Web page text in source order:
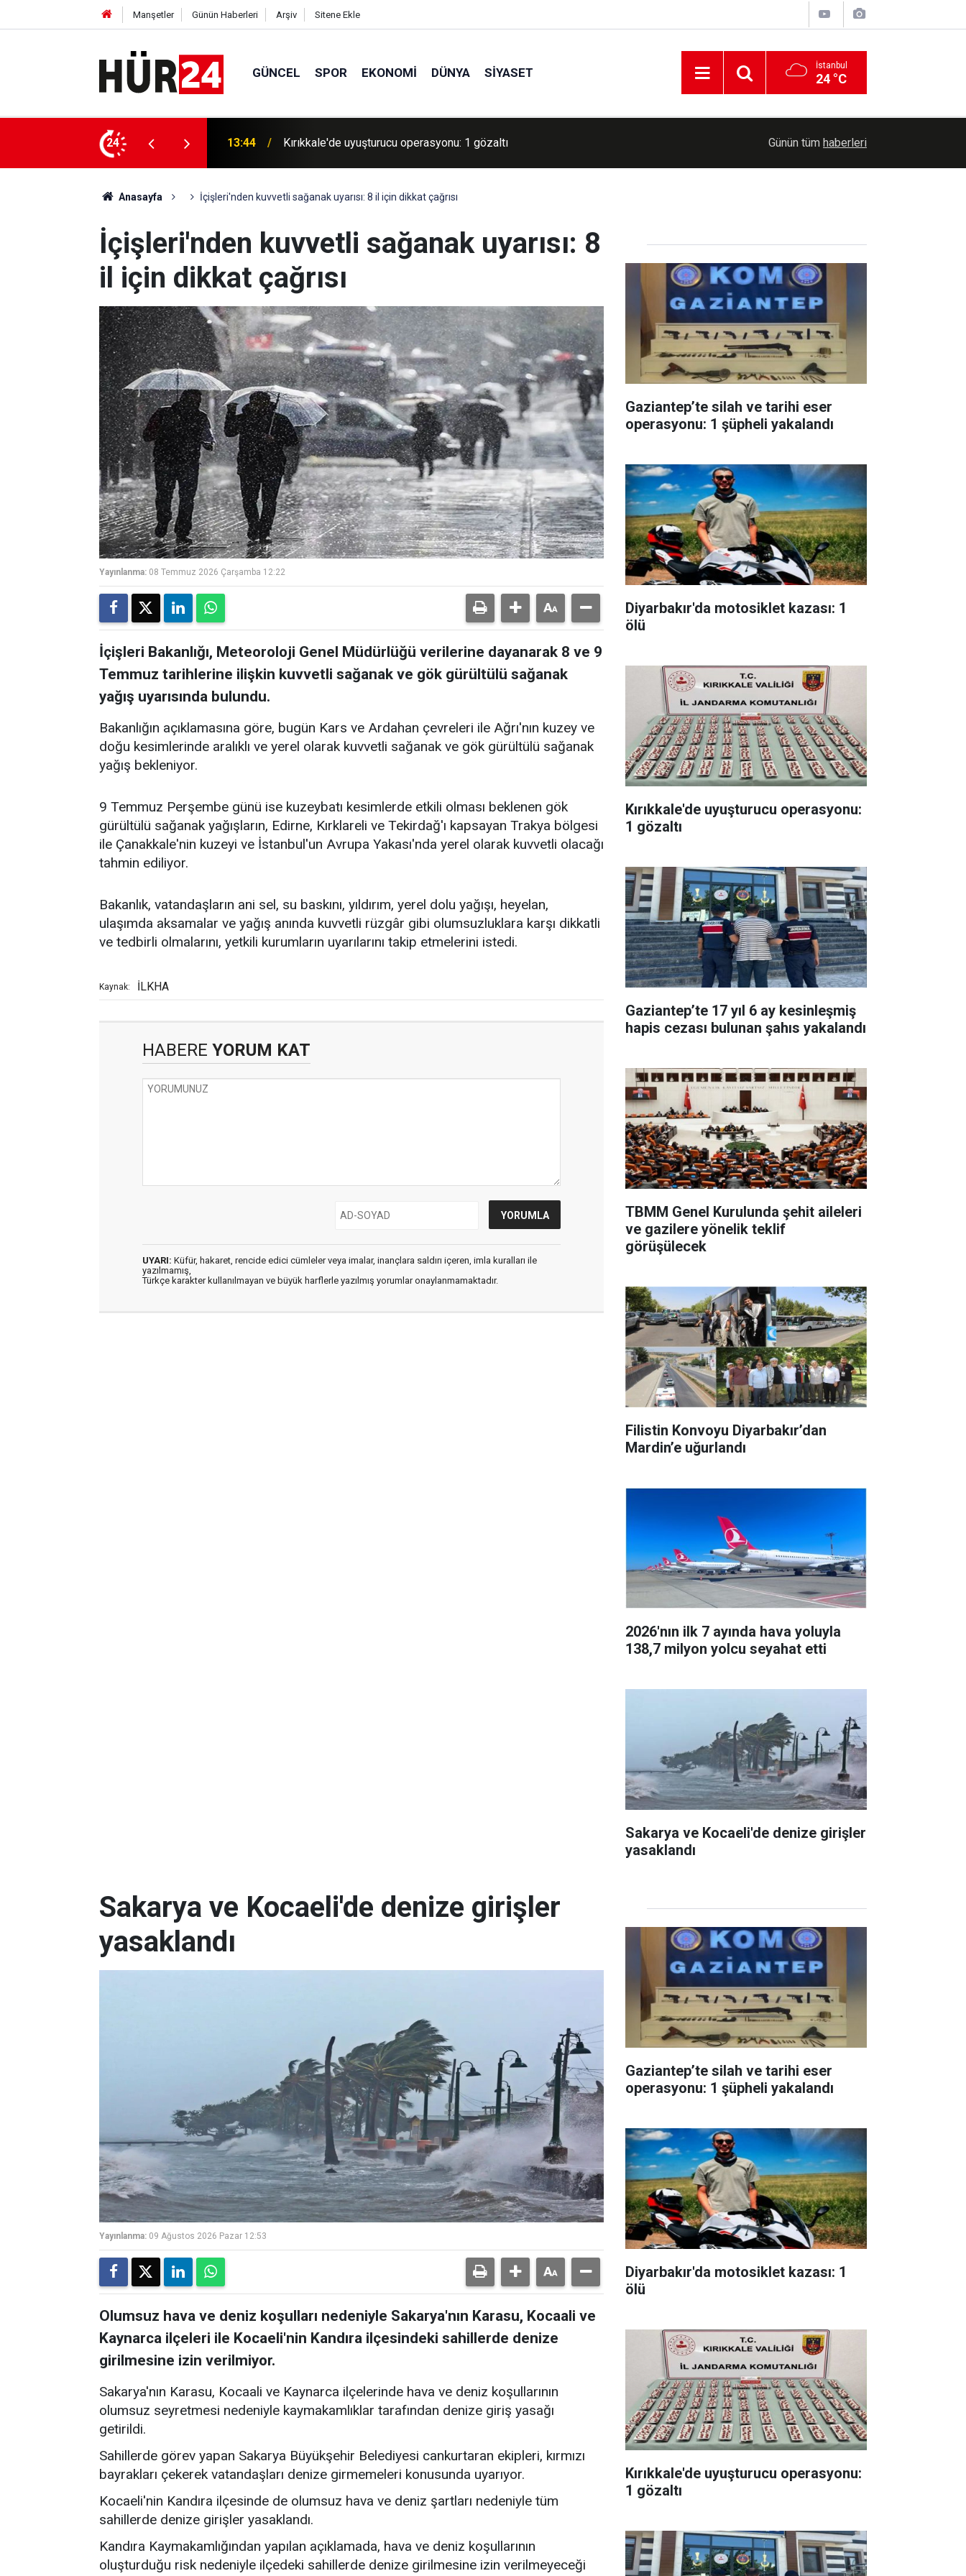
Manşetler Günün Haberleri Arşiv Sitene Ekle
GÜNCEL SPOR EKONOMI DÜNYA SIYASET İstanbul
24 °C
24 13:37 Gaziantep’te 17 yıl 6 ay kesinleşmiş hapis cezası bulunan şahıs yakalandı TBMM Genel Kurulunda şehit aileleri ve
Günün tüm haberleri
Anasayfa İçişleri'nden kuvvetli sağanak uyarısı: 8 il için dikkat çağrısı
İçişleri'nden kuvvetli sağanak uyarısı: 8
il için dikkat çağrısı
Yayınlanma: 08 Temmuz 2026 Çarşamba 12:22
İçişleri Bakanlığı, Meteoroloji Genel Müdürlüğü verilerine dayanarak 8 ve 9
Temmuz tarihlerine ilişkin kuvvetli sağanak ve gök gürültülü sağanak
yağış uyarısında bulundu.
Bakanlığın açıklamasına göre, bugün Kars ve Ardahan çevreleri ile Ağrı'nın kuzey ve
doğu kesimlerinde aralıklı ve yerel olarak kuvvetli sağanak ve gök gürültülü sağanak
yağış bekleniyor.
9 Temmuz Perşembe günü ise kuzeybatı kesimlerde etkili olması beklenen gök
gürültülü sağanak yağışların, Edirne, Kırklareli ve Tekirdağ'ı kapsayan Trakya bölgesi
ile Çanakkale'nin kuzeyi ve İstanbul'un Avrupa Yakası'nda yerel olarak kuvvetli olacağı
tahmin ediliyor.
Bakanlık, vatandaşların ani sel, su baskını, yıldırım, yerel dolu yağışı, heyelan,
ulaşımda aksamalar ve yağış anında kuvvetli rüzgâr gibi olumsuzluklara karşı dikkatli
ve tedbirli olmalarını, yetkili kurumların uyarılarını takip etmelerini istedi.
Kaynak: İLKHA
HABERE YORUM KAT
UYARI: Küfür, hakaret, rencide edici cümleler veya imalar, inançlara saldırı içeren, imla kuralları ile
yazılmamış,
Türkçe karakter kullanılmayan ve büyük harflerle yazılmış yorumlar onaylanmamaktadır.
Gaziantep’te silah ve tarihi eser
operasyonu: 1 şüpheli yakalandı
Diyarbakır'da motosiklet kazası: 1
ölü
Kırıkkale'de uyuşturucu operasyonu:
1 gözaltı
Gaziantep’te 17 yıl 6 ay kesinleşmiş
hapis cezası bulunan şahıs yakalandı
TBMM Genel Kurulunda şehit aileleri
ve gazilere yönelik teklif
görüşülecek
Filistin Konvoyu Diyarbakır’dan
Mardin’e uğurlandı
2026'nın ilk 7 ayında hava yoluyla
138,7 milyon yolcu seyahat etti
Sakarya ve Kocaeli'de denize girişler
yasaklandı
Sakarya ve Kocaeli'de denize girişler
yasaklandı
Yayınlanma: 09 Ağustos 2026 Pazar 12:53
Olumsuz hava ve deniz koşulları nedeniyle Sakarya'nın Karasu, Kocaali ve
Kaynarca ilçeleri ile Kocaeli'nin Kandıra ilçesindeki sahillerde denize
girilmesine izin verilmiyor.
Sakarya'nın Karasu, Kocaali ve Kaynarca ilçelerinde hava ve deniz koşullarının
olumsuz seyretmesi nedeniyle kaymakamlıklar tarafından denize giriş yasağı
getirildi.
Sahillerde görev yapan Sakarya Büyükşehir Belediyesi cankurtaran ekipleri, kırmızı
bayrakları çekerek vatandaşları denize girmemeleri konusunda uyarıyor.
Kocaeli'nin Kandıra ilçesinde de olumsuz hava ve deniz şartları nedeniyle tüm
sahillerde denize girişler yasaklandı.
Kandıra Kaymakamlığından yapılan açıklamada, hava ve deniz koşullarının
oluşturduğu risk nedeniyle ilçedeki sahillerde denize girilmesine izin verilmeyeceği
Gaziantep’te silah ve tarihi eser
operasyonu: 1 şüpheli yakalandı
Diyarbakır'da motosiklet kazası: 1
ölü
Kırıkkale'de uyuşturucu operasyonu:
1 gözaltı